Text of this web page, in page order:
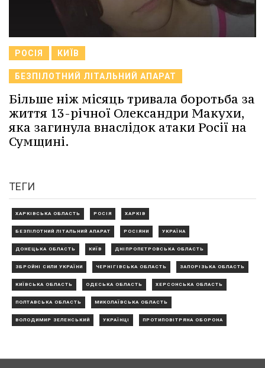
РОСІЯ КИЇВ
БЕЗПІЛОТНИЙ ЛІТАЛЬНИЙ АПАРАТ
Більше ніж місяць тривала боротьба за
життя 13-річної Олександри Макухи,
яка загинула внаслідок атаки Росії на
Сумщині.
ТЕГИ
ХАРКІВСЬКА ОБЛАСТЬ РОСІЯ ХАРКІВ
БЕЗПІЛОТНИЙ ЛІТАЛЬНИЙ АПАРАТ РОСІЯНИ УКРАЇНА
ДОНЕЦЬКА ОБЛАСТЬ КИЇВ ДНІПРОПЕТРОВСЬКА ОБЛАСТЬ
ЗБРОЙНІ СИЛИ УКРАЇНИ ЧЕРНІГІВСЬКА ОБЛАСТЬ ЗАПОРІЗЬКА ОБЛАСТЬ
КИЇВСЬКА ОБЛАСТЬ ОДЕСЬКА ОБЛАСТЬ ХЕРСОНСЬКА ОБЛАСТЬ
ПОЛТАВСЬКА ОБЛАСТЬ МИКОЛАЇВСЬКА ОБЛАСТЬ
ВОЛОДИМИР ЗЕЛЕНСЬКИЙ УКРАЇНЦІ ПРОТИПОВІТРЯНА ОБОРОНА